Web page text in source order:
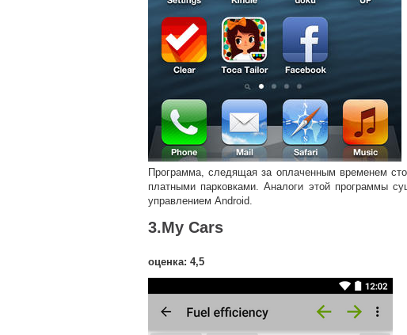
Программа, следящая за оплаченным временем
платными парковками. Аналоги этой программы
управлением Android.
3.My Cars
оценка: 4,5